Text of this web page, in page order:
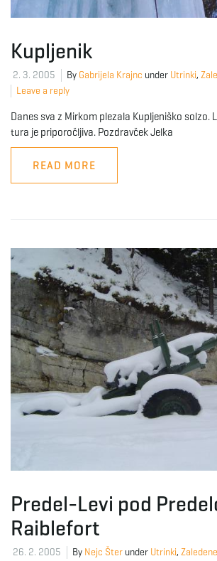
Kupljenik
2. 3. 2005 By Gabrijela Krajnc under Utrinki,
Leave a reply
Danes sva z Mirkom plezala Kupljeniško solzo.
tura je priporočljiva. Pozdravček Jelka
READ MORE
Predel-Levi pod
Raiblefort
26. 2. 2005 By Nejc Šter under Utrinki,